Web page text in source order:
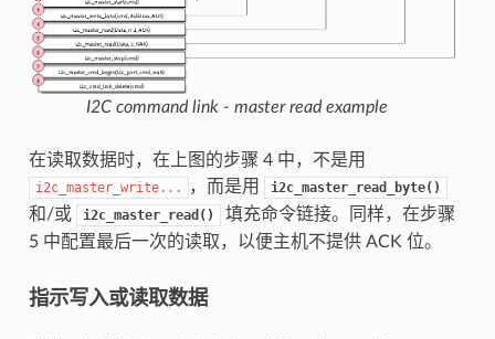
I2C command link - master read example
在读取数据时，在上图的步骤 4 中，不是用
i2c_master_write... ，而是用 i2c_master_read_byte()
和/或 i2c_master_read()
填充命令链接。同样，在步骤
5 中配置最后一次的读取，以便主机不提供 ACK 位。
指示写入或读取数据